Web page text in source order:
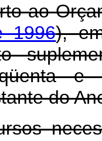
ao
1996),
do